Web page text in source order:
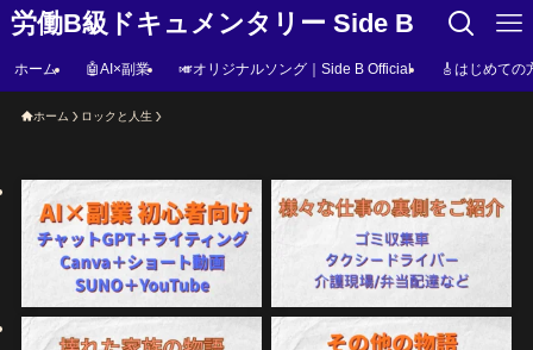
労働B級ドキュメンタリー Side B
ホーム 🤖AI×副業 🎺オリジナルソング｜Side B Official 🎸はじめての
ホーム ロックと人生